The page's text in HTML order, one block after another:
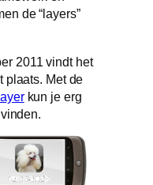
de “layers”
2011 vindt het
plaats. Met de
kun je erg